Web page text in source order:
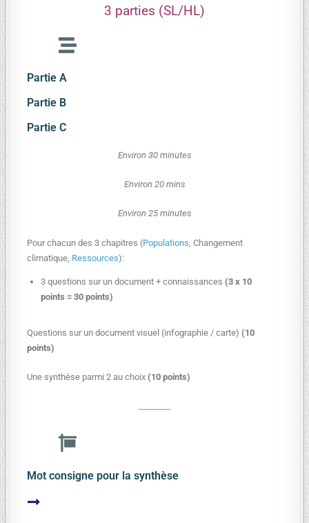
3 parties (SL/HL)
Partie A
Partie B
Partie C
Environ 30 minutes
Environ 20 mins
Environ 25 minutes
Pour chacun des 3 chapitres (Populations, Changement
climatique, Ressources):
3 questions sur un document + connaissances(3 x 10
points = 30 points)
Questions sur un document visuel (infographie / carte)(10
points)
Une synthèse parmi 2 au choix(10 points)
Mot consigne pour la synthèse